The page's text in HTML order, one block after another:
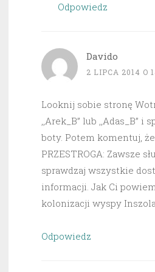
Odpowiedz
Davido
2 LIPCA 2014 O
Looknij sobie stronę
,,Arek_B” lub ,,Adas_B” i
boty. Potem komentuj,
PRZESTROGA: Zawsze
sprawdzaj wszystkie
informacji. Jak Ci
kolonizacji wyspy
Odpowiedz